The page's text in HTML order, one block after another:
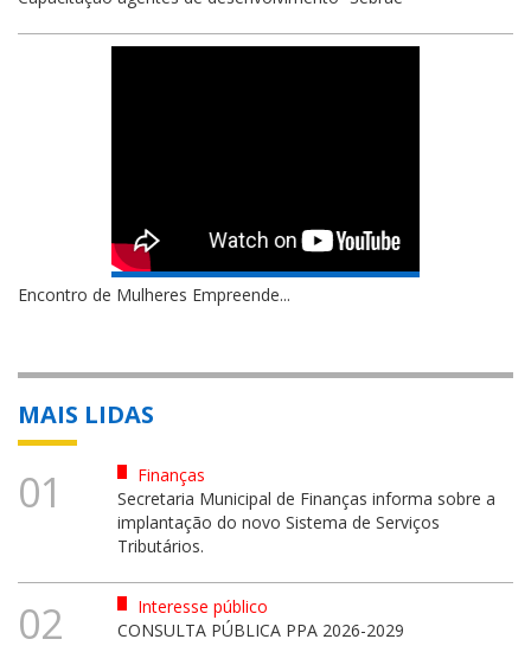
Encontro de Mulheres Empreende...
MAIS LIDAS
01
Finanças
Secretaria Municipal de Finanças informa sobre a
implantação do novo Sistema de Serviços
Tributários.
02
Interesse público
CONSULTA PÚBLICA PPA 2026-2029